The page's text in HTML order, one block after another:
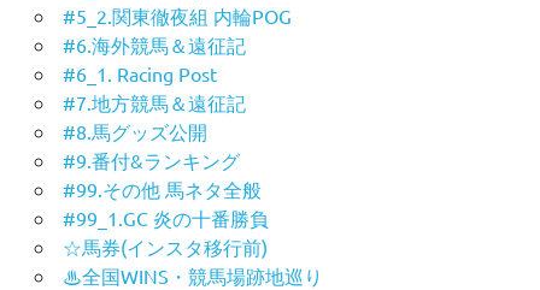
#5_2.関東徹夜組 内輪POG
#6.海外競馬＆遠征記
#6_1. Racing Post
#7.地方競馬＆遠征記
#8.馬グッズ公開
#9.番付&ランキング
#99.その他 馬ネタ全般
#99_1.GC 炎の十番勝負
☆馬券(インスタ移行前)
♨︎全国WINS・競馬場跡地巡り